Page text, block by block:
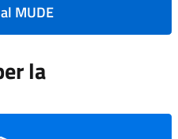
MUDE
la